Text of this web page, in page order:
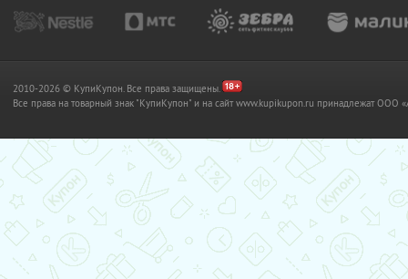
2010-2026 © КупиКупон. Все права защищены.
Все права на товарный знак "КупиКупон" и на сайт www.kupikupon.ru принадлежат